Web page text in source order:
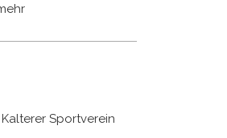
Sportverein